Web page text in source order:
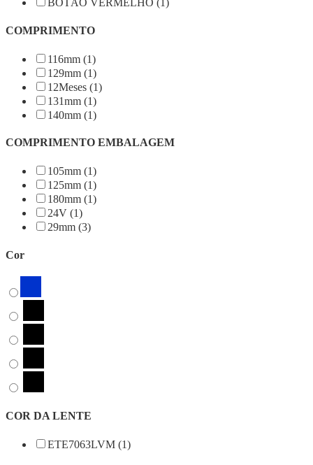
BOTÃO VERMELHO (1)
COMPRIMENTO
116mm (1)
129mm (1)
12Meses (1)
131mm (1)
140mm (1)
COMPRIMENTO EMBALAGEM
105mm (1)
125mm (1)
180mm (1)
24V (1)
29mm (3)
Cor
COR DA LENTE
ETE7063LVM (1)